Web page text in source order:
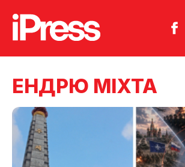
ЕНДРЮ МІХТА